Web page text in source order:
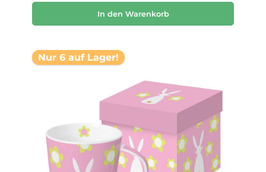
In den Warenkorb
Nur 6 auf Lager!